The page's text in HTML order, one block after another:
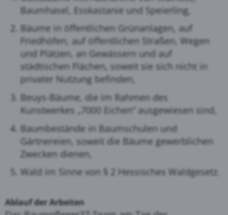
Baumhasel, Esskastanie und Speierling,
Bäume in öffentlichen Grünanlagen, auf
Friedhöfen, auf öffentlichen Straßen, Wegen
und Plätzen, an Gewässern und auf
städtischen Flächen, soweit sie sich nicht in
privater Nutzung befinden,
Beuys-Bäume, die im Rahmen des
Kunstwerkes „7000 Eichen“ ausgewiesen sind,
Baumbestände in Baumschulen und
Gärtnereien, soweit die Bäume gewerblichen
Zwecken dienen,
Wald im Sinne von § 2 Hessisches Waldgesetz.
Ablauf der Arbeiten